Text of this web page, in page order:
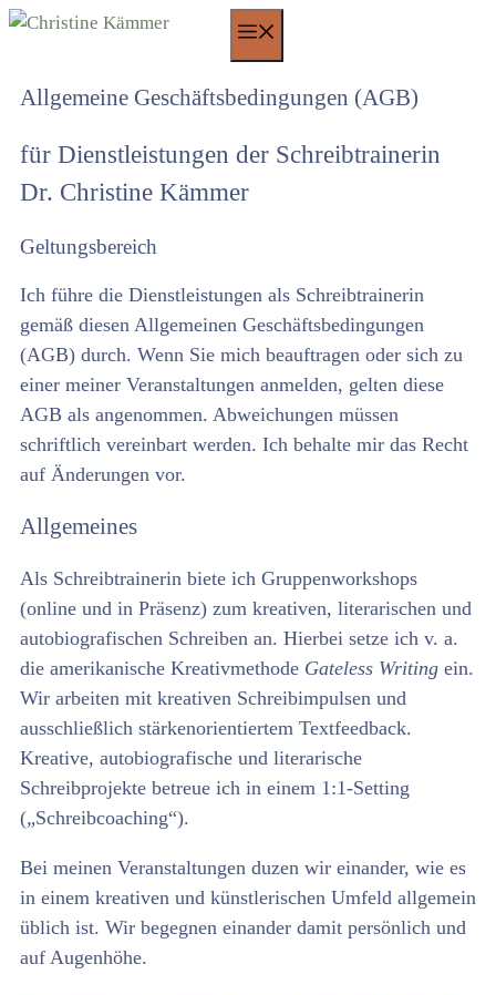
Zum
Allgemeine Geschäftsbedingungen (AGB)
für Dienstleistungen der Schreibtrainerin
Dr. Christine Kämmer
Geltungsbereich
Ich führe die Dienstleistungen als Schreibtrainerin
gemäß diesen Allgemeinen Geschäftsbedingungen
(AGB) durch. Wenn Sie mich beauftragen oder sich zu
einer meiner Veranstaltungen anmelden, gelten diese
AGB als angenommen. Abweichungen müssen
schriftlich vereinbart werden. Ich behalte mir das Recht
auf Änderungen vor.
Allgemeines
Als Schreibtrainerin biete ich Gruppenworkshops
(online und in Präsenz) zum kreativen, literarischen und
autobiografischen Schreiben an. Hierbei setze ich v. a.
die amerikanische Kreativmethode Gateless Writing ein.
Wir arbeiten mit kreativen Schreibimpulsen und
ausschließlich stärkenorientiertem Textfeedback.
Kreative, autobiografische und literarische
Schreibprojekte betreue ich in einem 1:1-Setting
(„Schreibcoaching“).
Bei meinen Veranstaltungen duzen wir einander, wie es
in einem kreativen und künstlerischen Umfeld allgemein
üblich ist. Wir begegnen einander damit persönlich und
auf Augenhöhe.